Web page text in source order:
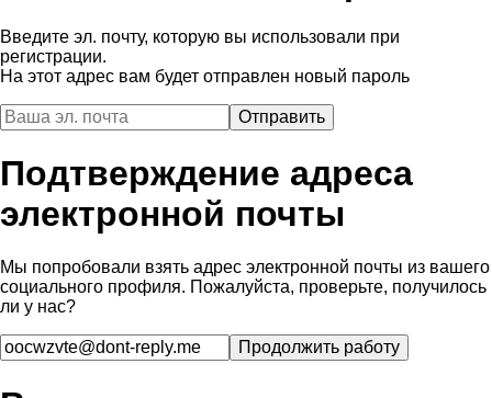
Введите эл. почту, которую вы использовали при
регистрации.
На этот адрес вам будет отправлен новый пароль
Подтверждение адреса
электронной почты
Мы попробовали взять адрес электронной почты из вашего
социального профиля. Пожалуйста, проверьте, получилось
ли у нас?